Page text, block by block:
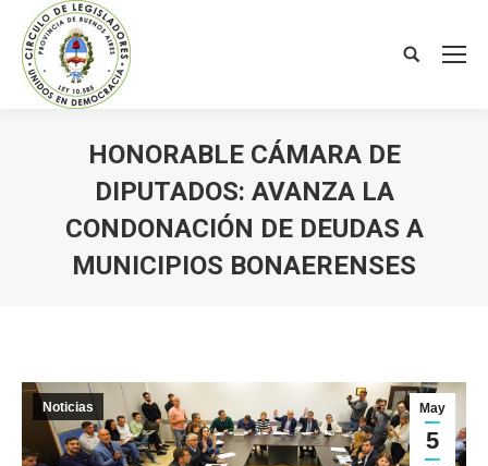
Search:
HONORABLE CÁMARA DE
DIPUTADOS: AVANZA LA
CONDONACIÓN DE DEUDAS A
MUNICIPIOS BONAERENSES
May
5
Noticias